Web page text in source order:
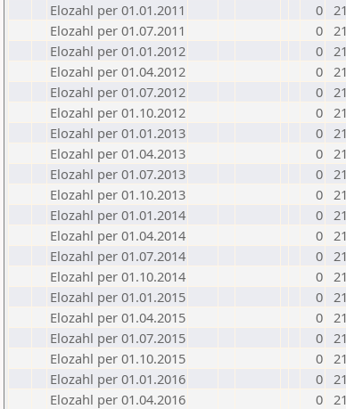
Elozahl per 01.01.2011
0
Elozahl per 01.07.2011
0
Elozahl per 01.01.2012
0
Elozahl per 01.04.2012
0
Elozahl per 01.07.2012
0
Elozahl per 01.10.2012
0
Elozahl per 01.01.2013
0
Elozahl per 01.04.2013
0
Elozahl per 01.07.2013
0
Elozahl per 01.10.2013
0
Elozahl per 01.01.2014
0
Elozahl per 01.04.2014
0
Elozahl per 01.07.2014
0
Elozahl per 01.10.2014
0
Elozahl per 01.01.2015
0
Elozahl per 01.04.2015
0
Elozahl per 01.07.2015
0
Elozahl per 01.10.2015
0
Elozahl per 01.01.2016
0
Elozahl per 01.04.2016
0